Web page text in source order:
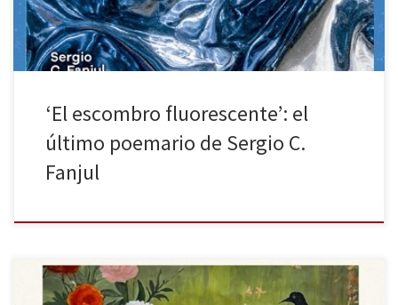
‘El escombro fluorescente’: el
último poemario de Sergio C.
Fanjul